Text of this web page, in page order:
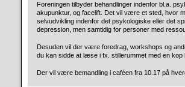
Foreningen tilbyder behandlinger indenfor bl.a.
akupunktur, og facelift. Det vil være et sted, hvor
selvudvikling indenfor det psykologiske eller det
depression, men samtidig for personer med
Desuden vil der være foredrag, workshops og
du kan sidde at læse i fx. stillerummet med en kop
Der vil være bemandling i caféen fra 10.17 på